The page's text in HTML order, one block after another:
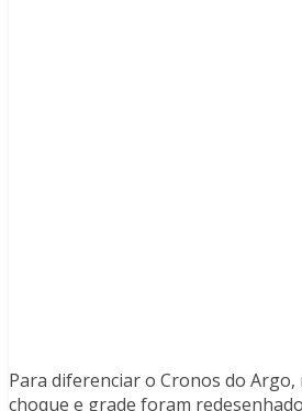
Para diferenciar o Cronos do
choque e grade foram